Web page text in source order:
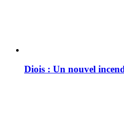
Diois : Un nouvel